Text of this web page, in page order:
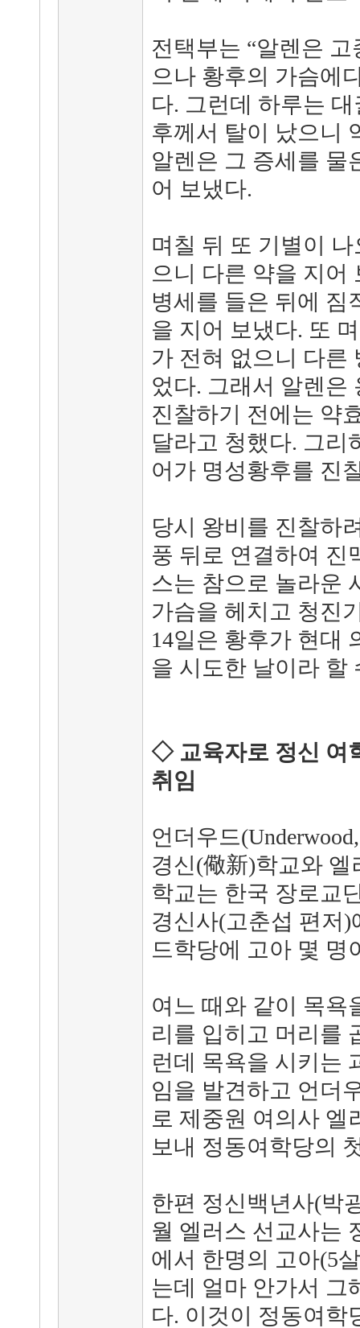
전택부는 “알렌은
으나 황후의 가슴에
다. 그런데 하루는
후께서 탈이 났으니
알렌은 그 증세를 물
어 보냈다.
며칠 뒤 또 기별이
으니 다른 약을 지어
병세를 들은 뒤에 짐
을 지어 보냈다. 또
가 전혀 없으니 다른
었다. 그래서 알렌은
진찰하기 전에는 약
달라고 청했다. 그리
어가 명성황후를 진
당시 왕비를 진찰하
풍 뒤로 연결하여 진
스는 참으로 놀라운
가슴을 헤치고 청진
14일은 황후가 현대
을 시도한 날이라 할
◇ 교육자로 정신 여
취임
언더우드
경신(儆新)학교와
학교는 한국 장로교
경신사(고춘섭 편저)
드학당에 고아 몇 명
여느 때와 같이 목욕
리를 입히고 머리를
런데 목욕을 시키는
임을 발견하고 언더
로 제중원 여의사 엘
보내 정동여학당의
한편 정신백년사(박
월 엘러스 선교사는
에서 한명의 고아(5
는데 얼마 안가서 그
다. 이것이 정동여학